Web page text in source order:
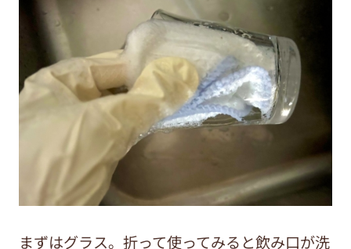
まずはグラス。折って使ってみると飲み口が洗